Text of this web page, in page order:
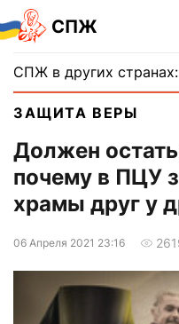
СПЖ
СПЖ в других странах:
ЗАЩИТА ВЕРЫ
Должен
почему в ПЦУ
храмы друг у
06 Апреля 2021 23:16